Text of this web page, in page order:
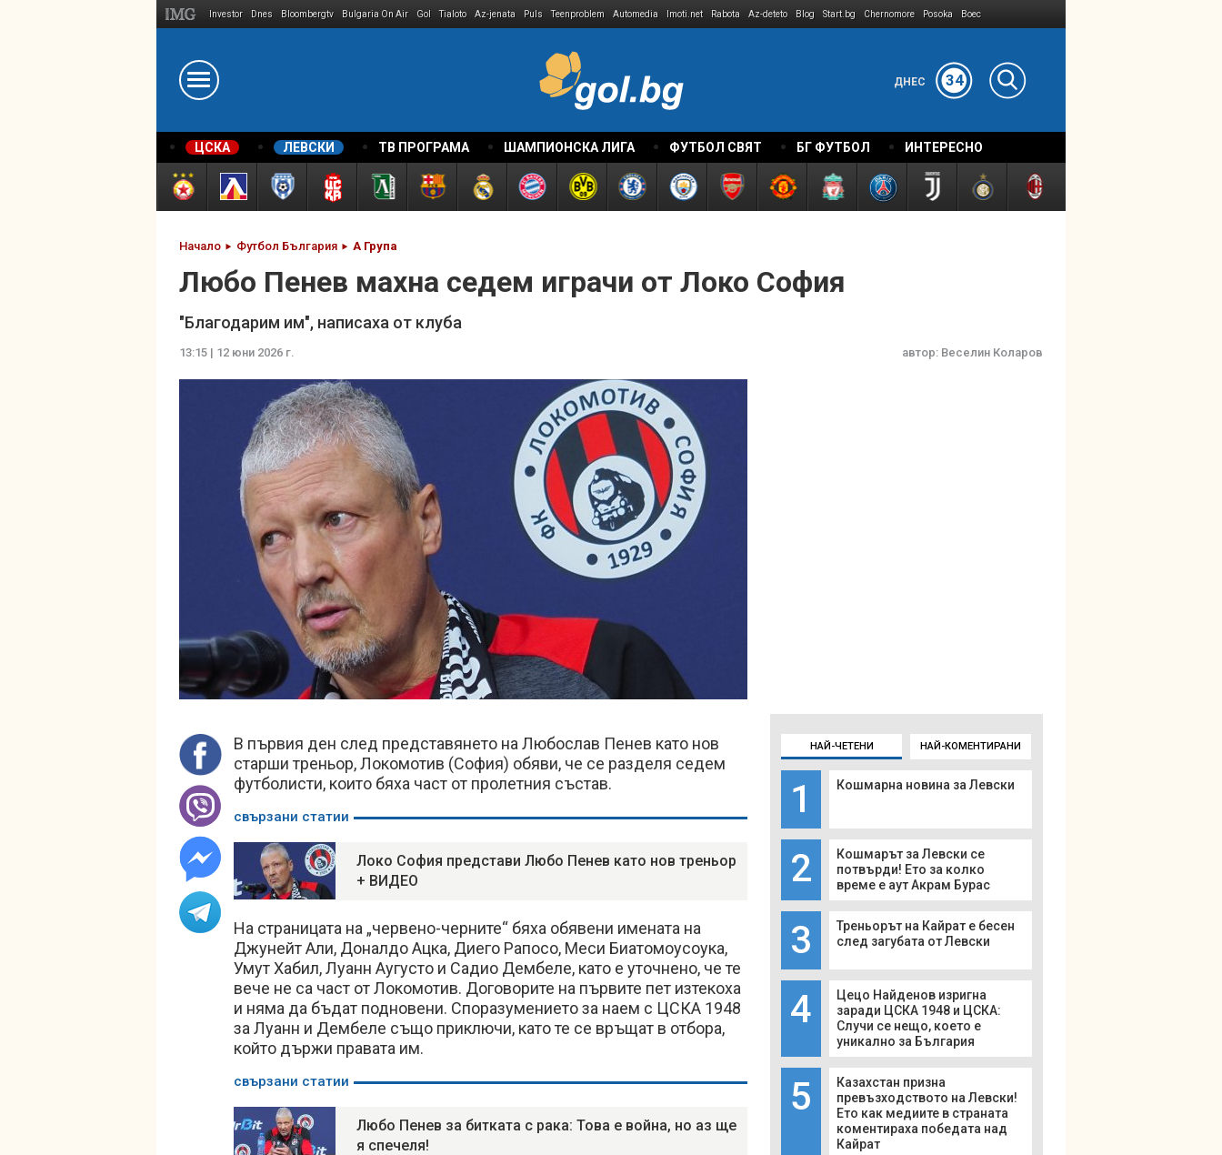
Investor Dnes Bloombergtv Bulgaria On Air Gol Tialoto Az-jenata Puls Teenproblem Automedia Imoti.net Rabota Az-deteto Blog Start.bg Chernomore Posoka Boec
ДНЕС 34
ЦСКА ЛЕВСКИ ТВ ПРОГРАМА ШАМПИОНСКА ЛИГА ФУТБОЛ СВЯТ БГ ФУТБОЛ ИНТЕРЕСНО
Начало Футбол България А Група
Любо Пенев махна седем играчи от Локо София
"Благодарим им", написаха от клуба
13:15 | 12 юни 2026 г. автор: Веселин Коларов
В първия ден след представянето на Любослав Пенев като нов
старши треньор, Локомотив (София) обяви, че се разделя седем
футболисти, които бяха част от пролетния състав.
свързани статии
Локо София представи Любо Пенев като нов треньор
+ ВИДЕО
На страницата на „червено-черните“ бяха обявени имената на
Джунейт Али, Доналдо Ацка, Диего Рапосо, Меси Биатомоусоука,
Умут Хабил, Луанн Аугусто и Садио Дембеле, като е уточнено, че те
вече не са част от Локомотив. Договорите на първите пет изтекоха
и няма да бъдат подновени. Споразумението за наем с ЦСКА 1948
за Луанн и Дембеле също приключи, като те се връщат в отбора,
който държи правата им.
свързани статии
Любо Пенев за битката с рака: Това е война, но аз ще
я спечеля!
НАЙ-ЧЕТЕНИ НАЙ-КОМЕНТИРАНИ
1 Кошмарна новина за Левски
2
Кошмарът за Левски се
потвърди! Ето за колко
време е аут Акрам Бурас
3
Треньорът на Кайрат е бесен
след загубата от Левски
4
Цецо Найденов изригна
заради ЦСКА 1948 и ЦСКА:
Случи се нещо, което е
уникално за България
5
Казахстан призна
превъзходството на Левски!
Ето как медиите в страната
коментираха победата над
Кайрат